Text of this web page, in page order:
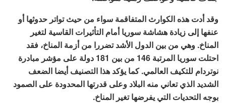
وقد أدت هذه الكوارث المتفاقمة سواء من حيث تواتر حدوثها أو
عنفها إلى زيادة هشاشة سوريا أمام التأثيرات القاسية لتغير
المناخ. وهي من بين الدول الأشد تضررا من أزمة المناخ، فقد
احتلت سوريا المرتبة 146 من بين 181 دولة على مؤشر مبادرة
نوتردام للتكيف العالمي. كما يؤكد هذا التصنيف أيضا الضعف
الشديد الذي تعاني منه البلاد وعلى قدرتها المحدودة على الصمود
بوجه التحديات التي يفرضها تغير المناخ.